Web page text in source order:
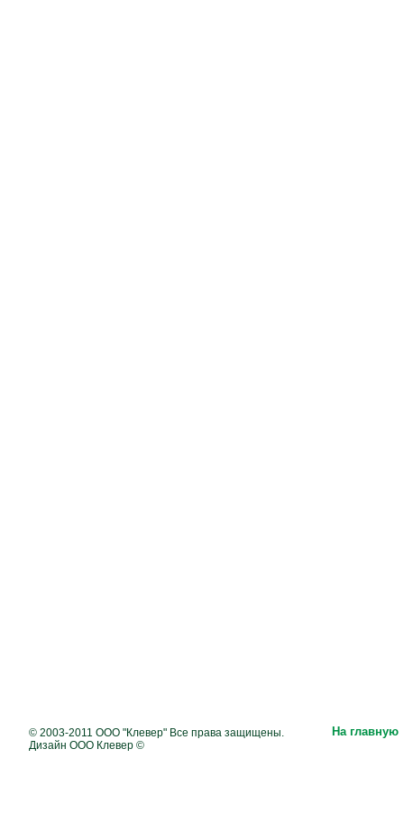
© 2003-2011 ООО "Клевер" Все права защищены.
Дизайн ООО Клевер ©
На главную